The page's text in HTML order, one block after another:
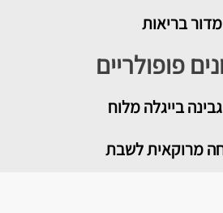
מדור בריאות
פופולריים
בייגלה מלוח
מרוקאית לשבת